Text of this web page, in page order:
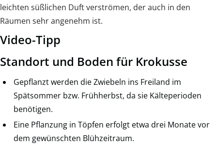
leichten süßlichen Duft verströmen, der auch in den
Räumen sehr angenehm ist.
Video-Tipp
Standort und Boden für Krokusse
Gepflanzt werden die Zwiebeln ins Freiland im
Spätsommer bzw. Frühherbst, da sie Kälteperioden
benötigen.
Eine Pflanzung in Töpfen erfolgt etwa drei Monate vor
dem gewünschten Blühzeitraum.